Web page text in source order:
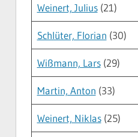
Weinert, Julius(21)
Schlüter, Florian (30)
Wißmann, Lars(29)
Martin, Anton (33)
Weinert, Niklas(25)